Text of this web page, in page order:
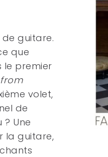
guitare.
que
le premier
volet,
de
Une
la guitare,